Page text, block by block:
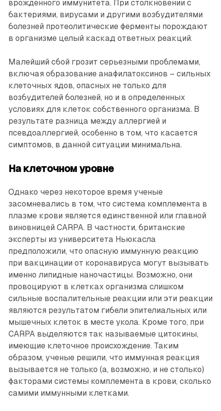
врожденного иммунитета. При столкновении с
бактериями, вирусами и другими возбудителями
болезней протеолитические ферменты порождают
в организме целый каскад ответных реакций.
Малейший сбой грозит серьезными проблемами,
включая образование анафилатоксинов – сильных
клеточных ядов, опасных не только для
возбудителей болезней, но и в определенных
условиях для клеток собственного организма. В
результате разница между аллергией и
псевдоаллергией, особенно в том, что касается
симптомов, в данной ситуации минимальна.
На клеточном уровне
Однако через некоторое время ученые
засомневались в том, что система комплемента в
плазме крови является единственной или главной
виновницей CARPA. В частности, британские
эксперты из университета Ньюкасла
предположили, что опасную иммунную реакцию
при вакцинации от коронавируса могут вызывать
именно липидные наночастицы. Возможно, они
провоцируют в клетках организма слишком
сильные воспалительные реакции или эти реакции
являются результатом гибели эпителиальных или
мышечных клеток в месте укола. Кроме того, при
CARPA выделяются так называемые цитокины,
имеющие клеточное происхождение. Таким
образом, ученые решили, что иммунная реакция
вызывается не только (а, возможно, и не столько)
факторами системы комплемента в крови, сколько
самими иммунными клетками.